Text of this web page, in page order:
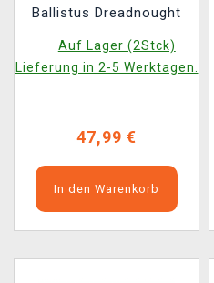
Ballistus Dreadnought
Auf Lager (2Stck)
Lieferung in 2-5 Werktagen.
47,99 €
In den Warenkorb